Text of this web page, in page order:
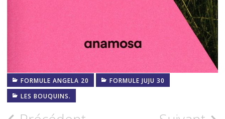
FORMULE ANGELA 20
FORMULE JUJU 30
LES BOUQUINS.